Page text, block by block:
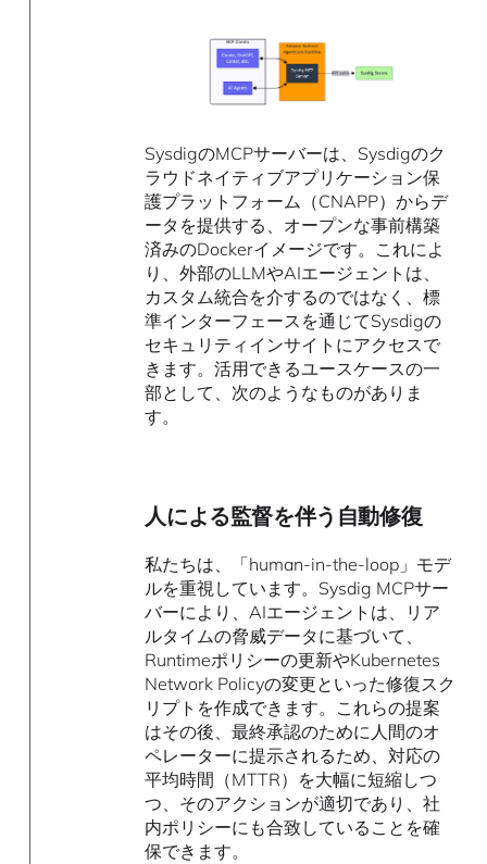
SysdigのMCPサーバーは、Sysdigのク
ラウドネイティブアプリケーション保
護プラットフォーム（CNAPP）からデ
ータを提供する、オープンな事前構築
済みのDockerイメージです。これによ
り、外部のLLMやAIエージェントは、
カスタム統合を介するのではなく、標
準インターフェースを通じてSysdigの
セキュリティインサイトにアクセスで
きます。活用できるユースケースの一
部として、次のようなものがありま
す。
人による監督を伴う自動修復
私たちは、「human-in-the-loop」モデ
ルを重視しています。Sysdig MCPサー
バーにより、AIエージェントは、リア
ルタイムの脅威データに基づいて、
Runtimeポリシーの更新やKubernetes
Network Policyの変更といった修復スク
リプトを作成できます。これらの提案
はその後、最終承認のために人間のオ
ペレーターに提示されるため、対応の
平均時間（MTTR）を大幅に短縮しつ
つ、そのアクションが適切であり、社
内ポリシーにも合致していることを確
保できます。